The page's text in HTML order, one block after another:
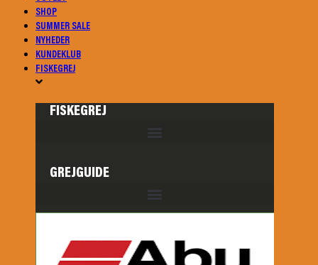
SHOP
SUMMER SALE
NYHEDER
KUNDEKLUB
FISKEGREJ
FISKEGREJ
GREJGUIDE